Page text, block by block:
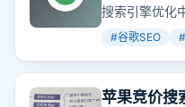
搜索引擎优化
指在特定平
或解决用户的
#谷歌SEO #
苹果竞价搜